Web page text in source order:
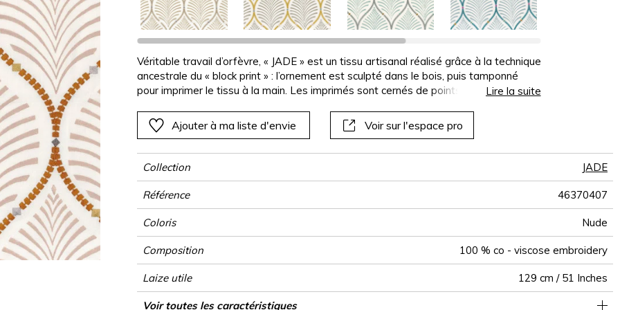
Noir
Orange
Rose
Rouge
Violet
Voir tous les tissus
Orange
Rose
Uni
Végétal
Voir tous les revêtements
Orange
Rose
Rayures
Unis
Végétal
Voir tous les
Orange
Rose
Ornemental
Rayure
Végétal
Voir tous les
Voir tous les sofa covers
Voir tous plaids
Voir tous les coussins
Véritable travail d’orfèvre, « JADE » est un tissu artisanal réalisé grâce à la technique
ancestrale du « block print » : l’ornement est sculpté dans le bois, puis tamponné
pour imprimer le tissu à la main. Les imprimés sont cernés de points de broderies,
harmonieuses, ou en contrastes acidulés.
Lire la suite
Ajouter à ma liste d'envie Voir sur l'espace pro
Collection JADE
Référence 46370407
Coloris Nude
Composition 100 % co - viscose embroidery
Laize utile 129 cm / 51 Inches
Raccord Raccord droit
Sens De large
Poids g/m² 265
Usage
Entretien
Pays d'origine Inde
Rapport Horizontal 21 cm / 8 Inches
Rapport Vertical 40 cm / 16 Inches
Voir toutes les caractéristiques